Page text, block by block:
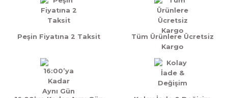
Peşin Fiyatına 2 Taksit
Tüm Ürünlere Ücretsiz
Kargo